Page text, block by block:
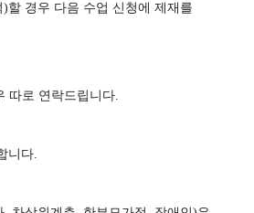
)할 경우 다음 수업 신청에 제재를
따로 연락드립니다.
니다.